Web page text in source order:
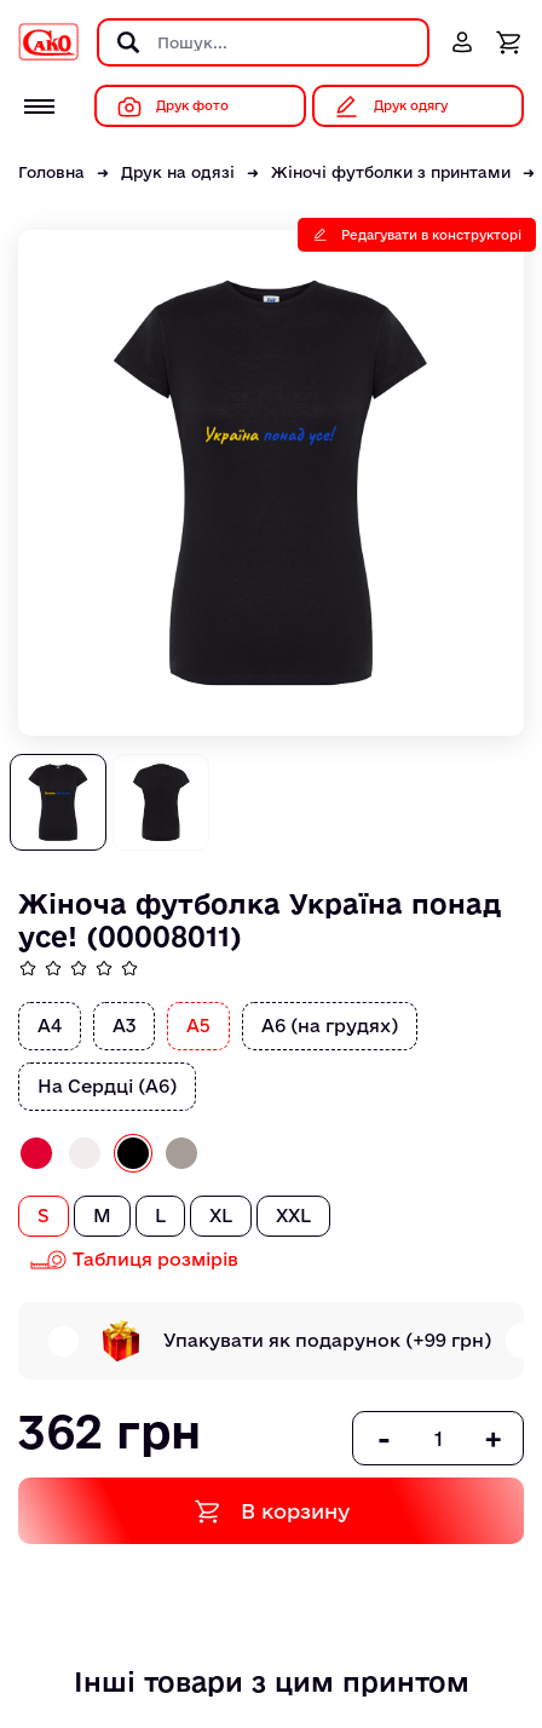
Друк фото Друк одягу
Головна Друк на одязі Жіночі футболки з принтами
Редагувати в конструкторі
Жіноча футболка Україна понад
усе! (00008011)
А4 А3 А5 А6 (на грудях)
На Сердці (А6)
S M L XL XXL
Таблиця розмірів
Упакувати як подарунок (+99 грн)
362 грн - +
В корзину
Інші товари з цим принтом